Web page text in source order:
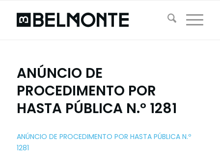
ANÚNCIO DE
PROCEDIMENTO POR
HASTA PÚBLICA N.º 1281
ANÚNCIO DE PROCEDIMENTO POR HASTA PÚBLICA N.º
1281